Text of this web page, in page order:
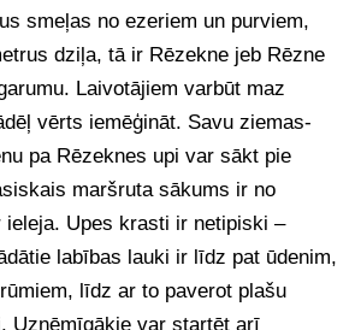
smeļas no ezeriem un purviem,
dziļa, tā ir Rēzekne jeb Rēzne
Laivotājiem varbūt maz
vērts iemēģināt. Savu ziemas-
pa Rēzeknes upi var sākt pie
maršruta sākums ir no
ieleja. Upes krasti ir netipiski –
labības lauki ir līdz pat ūdenim,
līdz ar to paverot plašu
Uzņēmīgākie var startēt arī